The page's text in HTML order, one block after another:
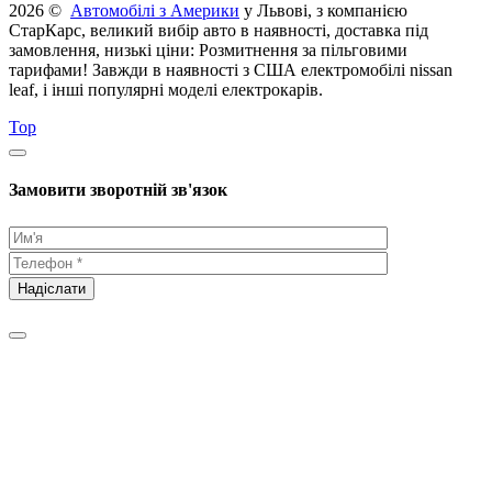
2026 © Автомобілі з Америки у Львові, з компанією
СтарКарс, великий вибір авто в наявності, доставка під
замовлення, низькі ціни: Розмитнення за пільговими
тарифами! Завжди в наявності з США електромобілі nissan
leaf, і інші популярні моделі електрокарів.
Top
Замовити зворотній зв'язок